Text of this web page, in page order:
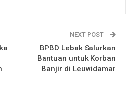
NEXT POST
BPBD Lebak Salurkan
Bantuan untuk Korban
Banjir di Leuwidamar